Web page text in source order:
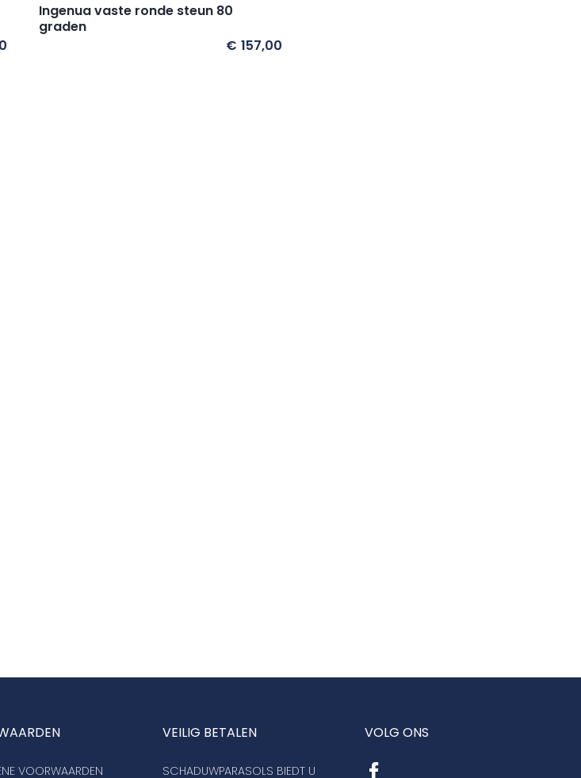
Ingenua vaste ronde steun 80
graden
€ 157,00
VOORWAARDEN
VEILIG BETALEN
SCHADUWPARASOLS BIEDT U
VOLG ONS